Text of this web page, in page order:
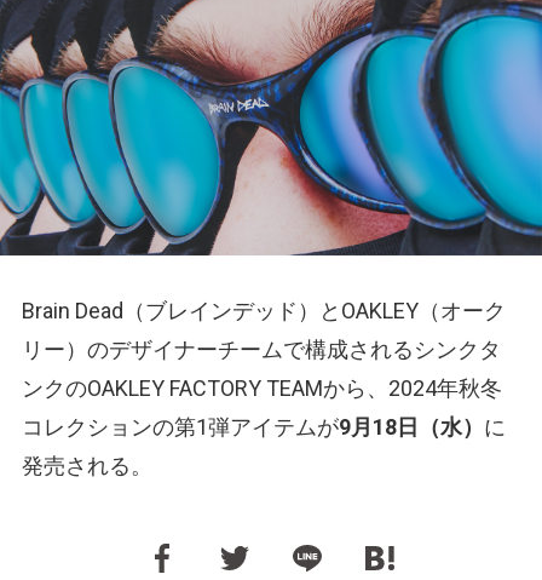
Brain Dead（ブレインデッド）とOAKLEY（オーク
リー）のデザイナーチームで構成されるシンクタ
ンクのOAKLEY FACTORY TEAMから、2024年秋冬
コレクションの第1弾アイテムが9月18日（水） に
発売される。